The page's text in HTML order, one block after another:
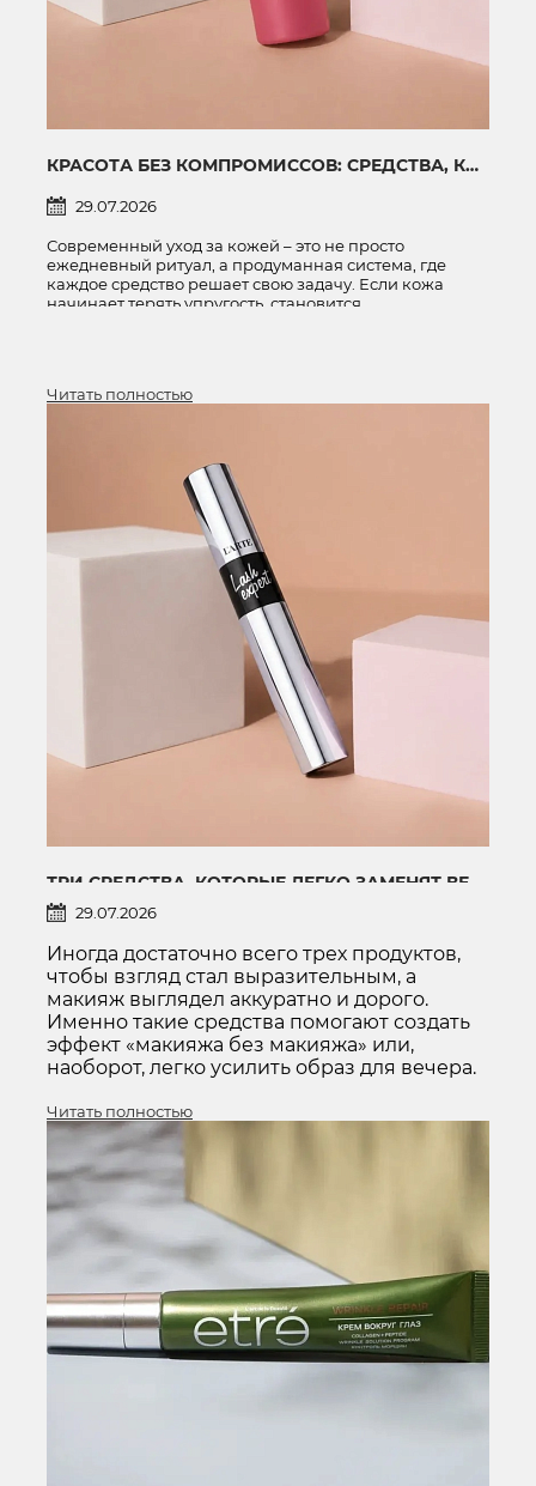
КРАСОТА БЕЗ КОМПРОМИССОВ: СРЕДСТВА, КОТОРЫЕ ПОМОГУТ КОЖЕ ВЫГЛЯДЕТЬ МОЛОЖЕ И ЗДОРОВЕЕ
29.07.2026
Современный уход за кожей – это не просто
ежедневный ритуал, а продуманная система, где
каждое средство решает свою задачу. Если кожа
начинает терять упругость, становится
Читать полностью
29.07.2026
Иногда достаточно всего трех продуктов,
чтобы взгляд стал выразительным, а
макияж выглядел аккуратно и дорого.
Именно такие средства помогают создать
эффект «макияжа без макияжа» или,
наоборот, легко усилить образ для вечера.
Читать полностью